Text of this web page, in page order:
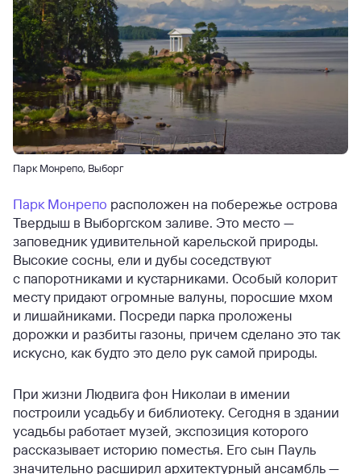
Парк Монрепо, Выборг
Парк Монрепо расположен на побережье острова
Твердыш в Выборгском заливе. Это место —
заповедник удивительной карельской природы.
Высокие сосны, ели и дубы соседствуют
с папоротниками и кустарниками. Особый колорит
месту придают огромные валуны, поросшие мхом
и лишайниками. Посреди парка проложены
дорожки и разбиты газоны, причем сделано это так
искусно, как будто это дело рук самой природы.
При жизни Людвига фон Николаи в имении
построили усадьбу и библиотеку. Сегодня в здании
усадьбы работает музей, экспозиция которого
рассказывает историю поместья. Его сын Пауль
значительно расширил архитектурный ансамбль —